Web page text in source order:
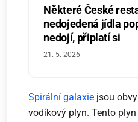
Některé České
nedojedená jídla
nedojí, připlatí si
21. 5. 2026
Spirální galaxie jsou
vodíkový plyn. Tento